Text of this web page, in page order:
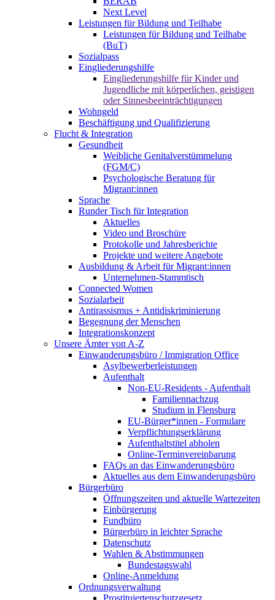
Next Level
Leistungen für Bildung und Teilhabe
Leistungen für Bildung und Teilhabe
(BuT)
Sozialpass
Eingliederungshilfe
Eingliederungshilfe für Kinder und
Jugendliche mit körperlichen, geistigen
oder Sinnesbeeinträchtigungen
Wohngeld
Beschäftigung und Qualifizierung
Flucht & Integration
Gesundheit
Weibliche Genitalverstümmelung
(FGM/C)
Psychologische Beratung für
Migrant:innen
Sprache
Runder Tisch für Integration
Aktuelles
Video und Broschüre
Protokolle und Jahresberichte
Projekte und weitere Angebote
Ausbildung & Arbeit für Migrant:innen
Unternehmen-Stammtisch
Connected Women
Sozialarbeit
Antirassismus + Antidiskriminierung
Begegnung der Menschen
Integrationskonzept
Unsere Ämter von A-Z
Einwanderungsbüro / Immigration Office
Asylbewerberleistungen
Aufenthalt
Non-EU-Residents - Aufenthalt
Familiennachzug
Studium in Flensburg
EU-Bürger*innen - Formulare
Verpflichtungserklärung
Aufenthaltstitel abholen
Online-Terminvereinbarung
FAQs an das Einwanderungsbüro
Aktuelles aus dem Einwanderungsbüro
Bürgerbüro
Öffnungszeiten und aktuelle Wartezeiten
Einbürgerung
Fundbüro
Bürgerbüro in leichter Sprache
Datenschutz
Wahlen & Abstimmungen
Bundestagswahl
Online-Anmeldung
Ordnungsverwaltung
Prostituiertenschutzgesetz